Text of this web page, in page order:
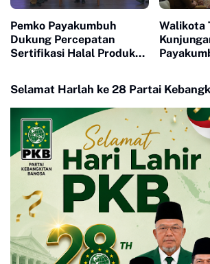
Pemko Payakumbuh
Dukung Percepatan
Sertifikasi Halal Produk
Walikota
Selamat Harlah ke 28 Partai